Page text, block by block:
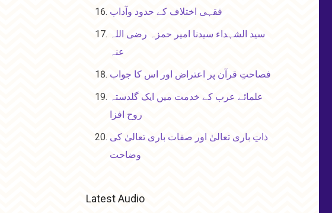
فقہی اختلاف کے حدود وآداب
سید الشہداء سیدنا امیر حمزہ رضی اللہ
عنہ
فصاحتِ قرآن پر اعتراض اور اس کا جواب
علمائے عرب کے خدمت میں ایک گلدستہ
روح افزا
ذاتِ باری تعالیٰ اور صفات باری تعالیٰ کی
وضاحت
Latest Audio